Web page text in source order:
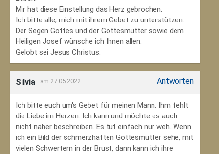
Mir hat diese Einstellung das Herz gebrochen.
Ich bitte alle, mich mit ihrem Gebet zu unterstützen.
Der Segen Gottes und der Gottesmutter sowie dem
Heiligen Josef wünsche ich Ihnen allen.
Gelobt sei Jesus Christus.
Silvia am 27.05.2022 Antworten
Ich bitte euch um's Gebet für meinen Mann. Ihm fehlt
die Liebe im Herzen. Ich kann und möchte es auch
nicht näher beschreiben. Es tut einfach nur weh. Wenn
ich ein Bild der schmerzhaften Gottesmutter sehe, mit
vielen Schwertern in der Brust, dann kann ich ihre